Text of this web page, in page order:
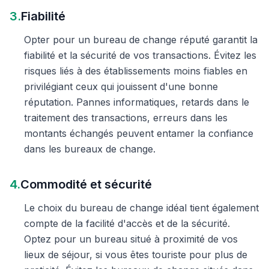
3.Fiabilité
Opter pour un bureau de change réputé garantit la
fiabilité et la sécurité de vos transactions. Évitez les
risques liés à des établissements moins fiables en
privilégiant ceux qui jouissent d'une bonne
réputation. Pannes informatiques, retards dans le
traitement des transactions, erreurs dans les
montants échangés peuvent entamer la confiance
dans les bureaux de change.
4.Commodité et sécurité
Le choix du bureau de change idéal tient également
compte de la facilité d'accès et de la sécurité.
Optez pour un bureau situé à proximité de vos
lieux de séjour, si vous êtes touriste pour plus de